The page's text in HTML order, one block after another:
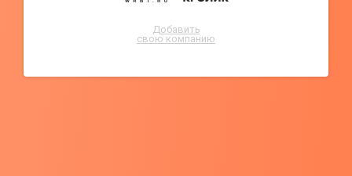
Добавить
свою компанию